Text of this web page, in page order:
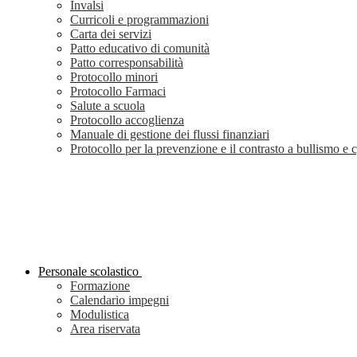
Invalsi
Curricoli e programmazioni
Carta dei servizi
Patto educativo di comunità
Patto corresponsabilità
Protocollo minori
Protocollo Farmaci
Salute a scuola
Protocollo accoglienza
Manuale di gestione dei flussi finanziari
Protocollo per la prevenzione e il contrasto a bullismo e
Personale scolastico
Formazione
Calendario impegni
Modulistica
Area riservata